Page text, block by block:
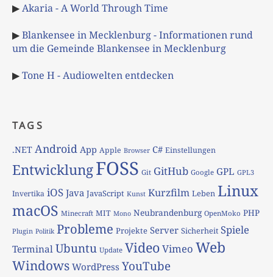
▶Akaria - A World Through Time
▶Blankensee in Mecklenburg - Informationen rund
um die Gemeinde Blankensee in Mecklenburg
▶Tone H - Audiowelten entdecken
TAGS
.NET Android App Apple Browser C# Einstellungen
EntwicklungFOSS Git GitHub Google GPL GPL3
Invertika iOS Java JavaScript Kunst Kurzfilm Leben Linux
macOS Minecraft MIT Mono Neubrandenburg OpenMoko PHP
Plugin Politik Probleme Projekte Server Sicherheit Spiele
TerminalUbuntu Update VideoVimeo Web
Windows WordPress YouTube